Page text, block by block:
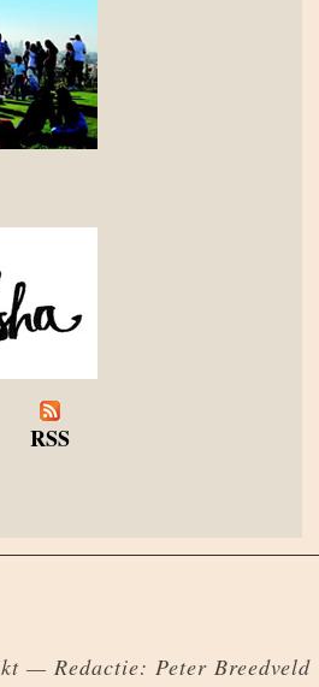
RSS
— Redactie: Peter Breedveld